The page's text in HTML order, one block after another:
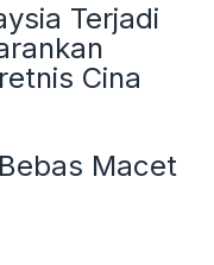
Terjadi
Cina
Macet